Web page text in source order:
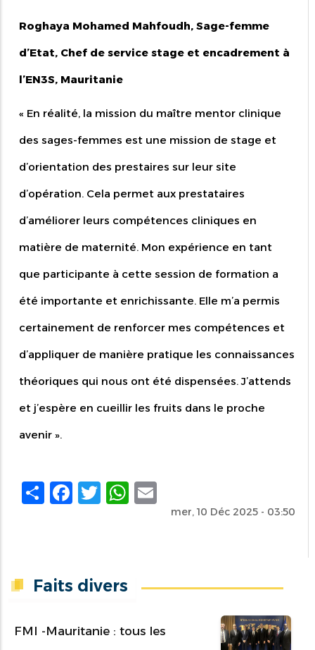
Roghaya Mohamed Mahfoudh, Sage-femme
d’Etat, Chef de service stage et encadrement à
l’EN3S, Mauritanie
« En réalité, la mission du maître mentor clinique
des sages-femmes est une mission de stage et
d’orientation des prestaires sur leur site
d’opération. Cela permet aux prestataires
d’améliorer leurs compétences cliniques en
matière de maternité. Mon expérience en tant
que participante à cette session de formation a
été importante et enrichissante. Elle m’a permis
certainement de renforcer mes compétences et
d’appliquer de manière pratique les connaissances
théoriques qui nous ont été dispensées. J’attends
et j’espère en cueillir les fruits dans le proche
avenir ».
ShareFacebook
Twitter
WhatsApp
mer, 10 Déc 2025 - 03:50
Faits divers
FMI -Mauritanie : tous les